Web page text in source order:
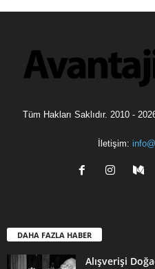
Tüm Hakları Saklıdır. 2010 -
İletişim:
DAHA FAZLA HABER
Alışverişi